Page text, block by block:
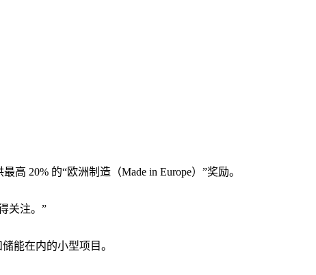
20% 的“欧洲制造（Made in Europe）”奖励。
关注。”
能在内的小型项目。